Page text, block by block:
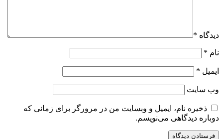
دیدگاه *
نام *
ایمیل *
وب‌ سایت
ذخیره نام، ایمیل و وبسایت من در مرورگر برای زمانی که
دوباره دیدگاهی می‌نویسم.